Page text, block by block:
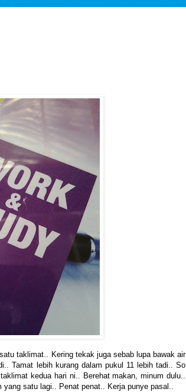
taklimat.. Kering tekak juga sebab lupa bawak air
Tamat lebih kurang dalam pukul 11 lebih tadi.. So
kedua hari ni.. Berehat makan, minum dulu..
satu lagi.. Penat penat.. Kerja punye pasal..